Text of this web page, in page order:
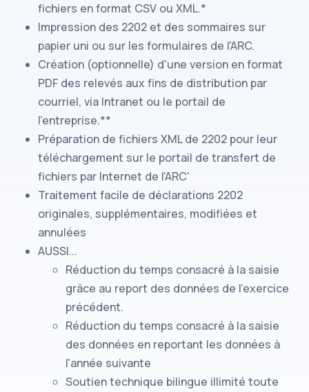
fichiers en format CSV ou XML.*
Impression des 2202 et des sommaires sur
papier uni ou sur les formulaires de l'ARC.
Création (optionnelle) d'une version en format
PDF des relevés aux fins de distribution par
courriel, via Intranet ou le portail de
l'entreprise.**
Préparation de fichiers XML de 2202 pour leur
téléchargement sur le portail de transfert de
fichiers par Internet de l'ARC'
Traitement facile de déclarations 2202
originales, supplémentaires, modifiées et
annulées
AUSSI...
Réduction du temps consacré à la saisie
grâce au report des données de l'exercice
précédent.
Réduction du temps consacré à la saisie
des données en reportant les données à
l'année suivante
Soutien technique bilingue illimité toute